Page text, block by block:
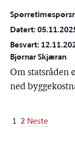
Datert:
Besvart:
Bjørnar Skjæran
Om statsråden
ned
1 2 Neste